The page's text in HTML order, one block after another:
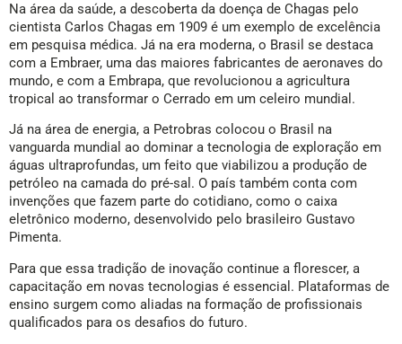
Na área da saúde, a descoberta da doença de Chagas pelo
cientista Carlos Chagas em 1909 é um exemplo de excelência
em pesquisa médica. Já na era moderna, o Brasil se destaca
com a Embraer, uma das maiores fabricantes de aeronaves do
mundo, e com a Embrapa, que revolucionou a agricultura
tropical ao transformar o Cerrado em um celeiro mundial.
Já na área de energia, a Petrobras colocou o Brasil na
vanguarda mundial ao dominar a tecnologia de exploração em
águas ultraprofundas, um feito que viabilizou a produção de
petróleo na camada do pré-sal. O país também conta com
invenções que fazem parte do cotidiano, como o caixa
eletrônico moderno, desenvolvido pelo brasileiro Gustavo
Pimenta.
Para que essa tradição de inovação continue a florescer, a
capacitação em novas tecnologias é essencial. Plataformas de
ensino surgem como aliadas na formação de profissionais
qualificados para os desafios do futuro.